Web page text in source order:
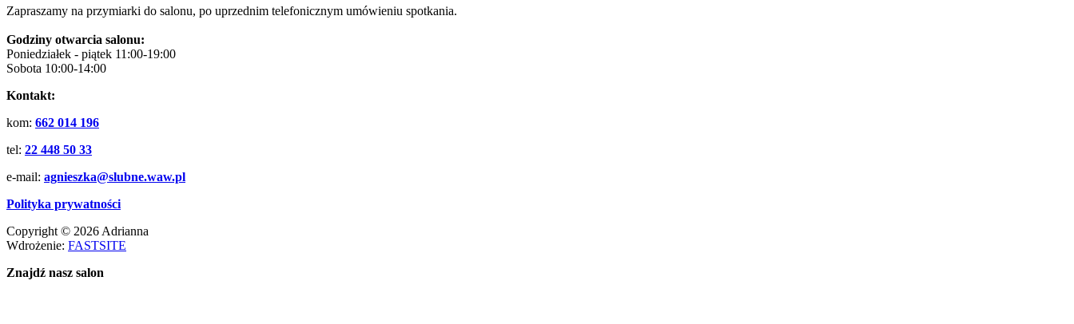
Zapraszamy na przymiarki do salonu, po uprzednim telefonicznym umówieniu spotkania.
Godziny otwarcia salonu:
Poniedziałek - piątek 11:00-19:00
Sobota 10:00-14:00
Kontakt:
kom: 662 014 196
tel: 22 448 50 33
e-mail: agnieszka@slubne.waw.pl
Polityka prywatności
Copyright © 2026 Adrianna
Wdrożenie: FASTSITE
Znajdź nasz salon